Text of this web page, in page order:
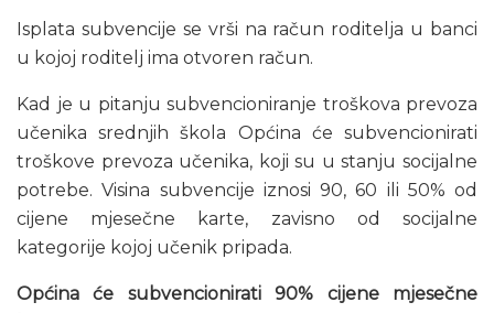
Isplata subvencije se vrši na račun roditelja u banci
u kojoj roditelj ima otvoren račun.
Kad je u pitanju subvencioniranje troškova prevoza
učenika srednjih škola Općina će subvencionirati
troškove prevoza učenika, koji su u stanju socijalne
potrebe. Visina subvencije iznosi 90, 60 ili 50% od
cijene mjesečne karte, zavisno od socijalne
kategorije kojoj učenik pripada.
Općina će subvencionirati 90% cijene mjesečne